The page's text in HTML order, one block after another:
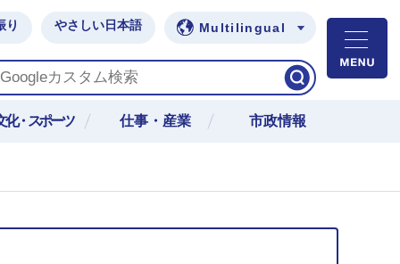
り やさしい日本語 Multilingual
化・スポーツ 仕事・産業 市政情報